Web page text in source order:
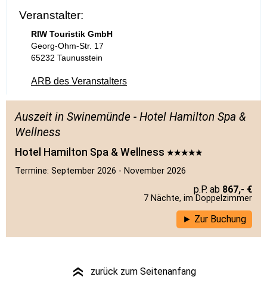
Veranstalter:
RIW Touristik GmbH
Georg-Ohm-Str. 17
65232 Taunusstein
ARB des Veranstalters
Auszeit in Swinemünde - Hotel Hamilton Spa &
Wellness
Hotel Hamilton Spa & Wellness
Termine: September 2026 - November 2026
867,- €
7 Nächte, im Doppelzimmer
Zur Buchung
» zurück zum Seitenanfang